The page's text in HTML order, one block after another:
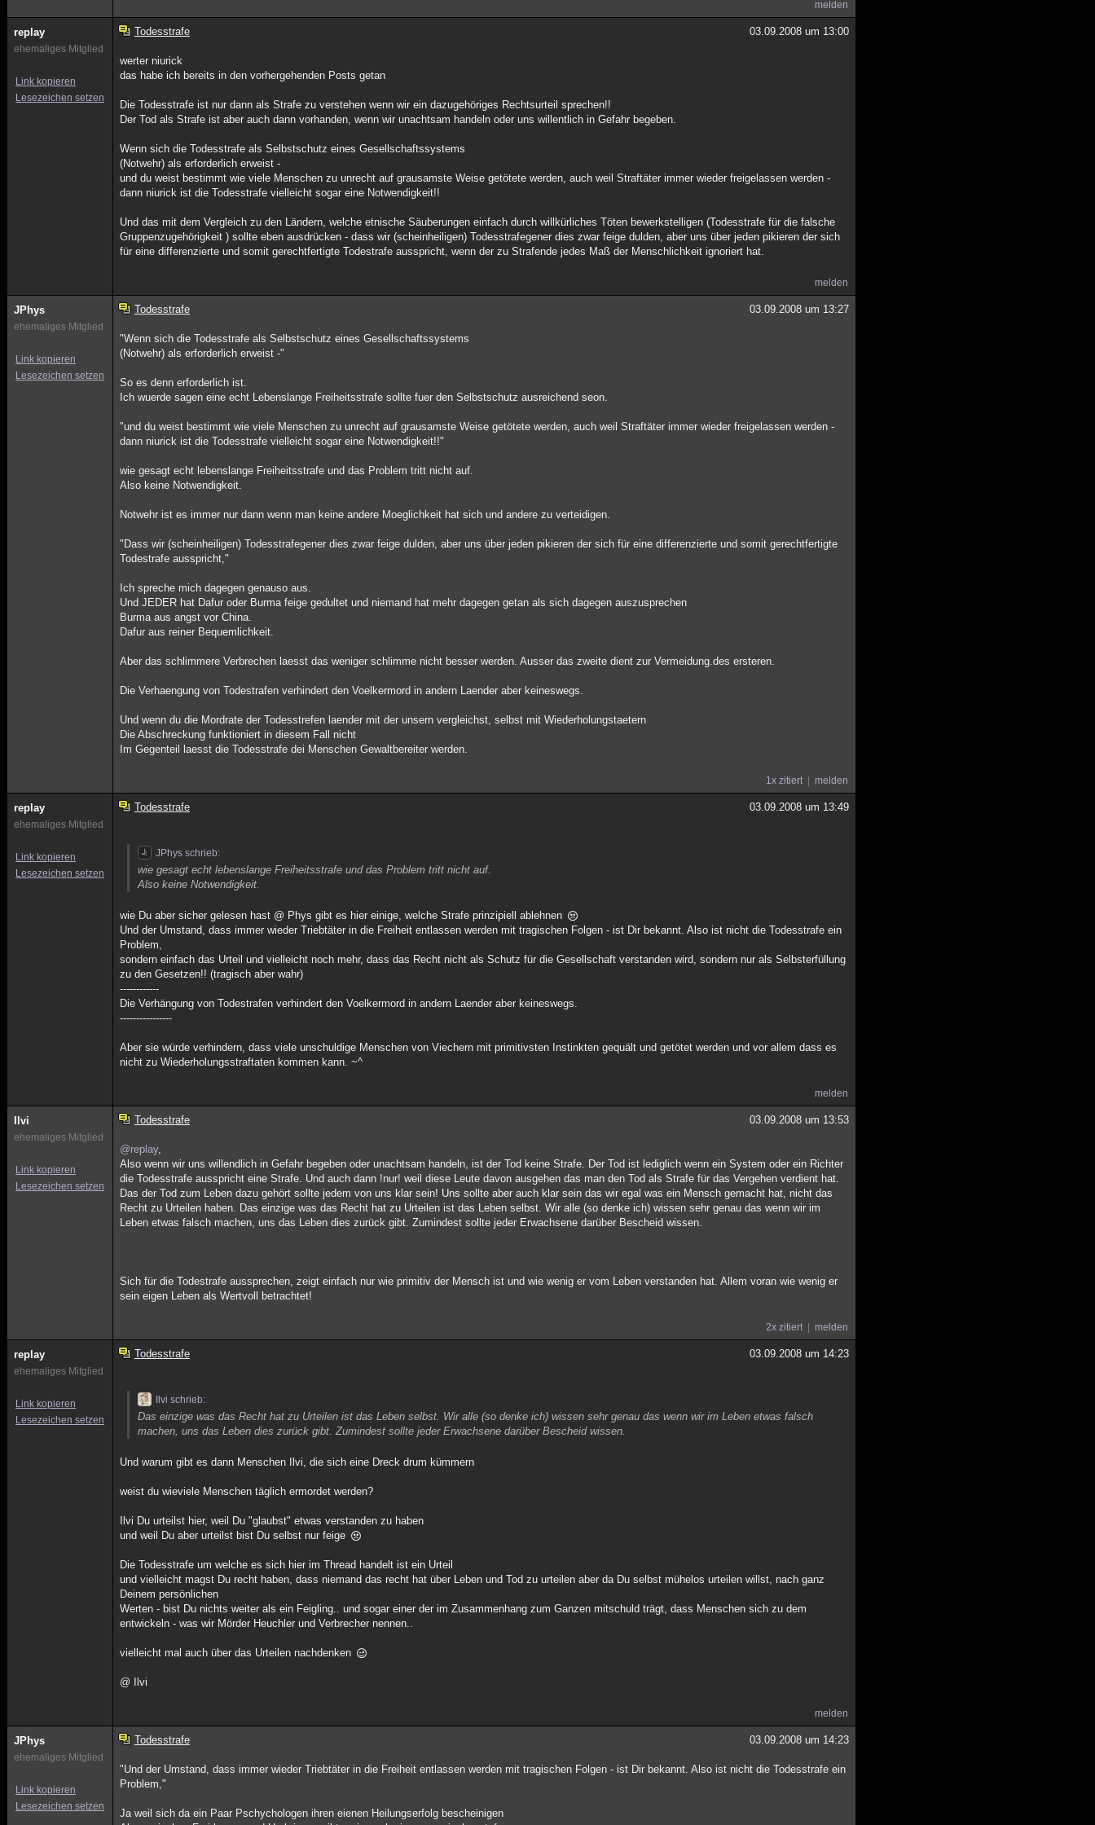
melden
replay
ehemaliges Mitglied
Link kopieren
Lesezeichen setzen
Todesstrafe 03.09.2008 um 13:00
werter niurick
das habe ich bereits in den vorhergehenden Posts getan
Die Todesstrafe ist nur dann als Strafe zu verstehen wenn wir ein dazugehöriges Rechtsurteil sprechen!!
Der Tod als Strafe ist aber auch dann vorhanden, wenn wir unachtsam handeln oder uns willentlich in Gefahr begeben.
Wenn sich die Todesstrafe als Selbstschutz eines Gesellschaftssystems
(Notwehr) als erforderlich erweist -
und du weist bestimmt wie viele Menschen zu unrecht auf grausamste Weise getötete werden, auch weil Straftäter immer wieder freigelassen werden -
dann niurick ist die Todesstrafe vielleicht sogar eine Notwendigkeit!!
Und das mit dem Vergleich zu den Ländern, welche etnische Säuberungen einfach durch willkürliches Töten bewerkstelligen (Todesstrafe für die falsche
Gruppenzugehörigkeit ) sollte eben ausdrücken - dass wir (scheinheiligen) Todesstrafegener dies zwar feige dulden, aber uns über jeden pikieren der sich
für eine differenzierte und somit gerechtfertigte Todestrafe ausspricht, wenn der zu Strafende jedes Maß der Menschlichkeit ignoriert hat.
melden
JPhys
ehemaliges Mitglied
Link kopieren
Lesezeichen setzen
Todesstrafe 03.09.2008 um 13:27
"Wenn sich die Todesstrafe als Selbstschutz eines Gesellschaftssystems
(Notwehr) als erforderlich erweist -"
So es denn erforderlich ist.
Ich wuerde sagen eine echt Lebenslange Freiheitsstrafe sollte fuer den Selbstschutz ausreichend seon.
"und du weist bestimmt wie viele Menschen zu unrecht auf grausamste Weise getötete werden, auch weil Straftäter immer wieder freigelassen werden -
dann niurick ist die Todesstrafe vielleicht sogar eine Notwendigkeit!!"
wie gesagt echt lebenslange Freiheitsstrafe und das Problem tritt nicht auf.
Also keine Notwendigkeit.
Notwehr ist es immer nur dann wenn man keine andere Moeglichkeit hat sich und andere zu verteidigen.
"Dass wir (scheinheiligen) Todesstrafegener dies zwar feige dulden, aber uns über jeden pikieren der sich für eine differenzierte und somit gerechtfertigte
Todestrafe ausspricht,"
Ich spreche mich dagegen genauso aus.
Und JEDER hat Dafur oder Burma feige gedultet und niemand hat mehr dagegen getan als sich dagegen auszusprechen
Burma aus angst vor China.
Dafur aus reiner Bequemlichkeit.
Aber das schlimmere Verbrechen laesst das weniger schlimme nicht besser werden. Ausser das zweite dient zur Vermeidung.des ersteren.
Die Verhaengung von Todestrafen verhindert den Voelkermord in andern Laender aber keineswegs.
Und wenn du die Mordrate der Todesstrefen laender mit der unsern vergleichst, selbst mit Wiederholungstaetern
Die Abschreckung funktioniert in diesem Fall nicht
Im Gegenteil laesst die Todesstrafe dei Menschen Gewaltbereiter werden.
1x zitiert melden
replay
ehemaliges Mitglied
Link kopieren
Lesezeichen setzen
Todesstrafe 03.09.2008 um 13:49
JPhys schrieb:
wie gesagt echt lebenslange Freiheitsstrafe und das Problem tritt nicht auf.
Also keine Notwendigkeit.
wie Du aber sicher gelesen hast @ Phys gibt es hier einige, welche Strafe prinzipiell ablehnen
Und der Umstand, dass immer wieder Triebtäter in die Freiheit entlassen werden mit tragischen Folgen - ist Dir bekannt. Also ist nicht die Todesstrafe ein
Problem,
sondern einfach das Urteil und vielleicht noch mehr, dass das Recht nicht als Schutz für die Gesellschaft verstanden wird, sondern nur als Selbsterfüllung
zu den Gesetzen!! (tragisch aber wahr)
------------
Die Verhängung von Todestrafen verhindert den Voelkermord in andern Laender aber keineswegs.
----------------
Aber sie würde verhindern, dass viele unschuldige Menschen von Viechern mit primitivsten Instinkten gequält und getötet werden und vor allem dass es
nicht zu Wiederholungsstraftaten kommen kann. ~^
melden
Ilvi
ehemaliges Mitglied
Link kopieren
Lesezeichen setzen
Todesstrafe 03.09.2008 um 13:53
@replay,
Also wenn wir uns willendlich in Gefahr begeben oder unachtsam handeln, ist der Tod keine Strafe. Der Tod ist lediglich wenn ein System oder ein Richter
die Todesstrafe ausspricht eine Strafe. Und auch dann !nur! weil diese Leute davon ausgehen das man den Tod als Strafe für das Vergehen verdient hat.
Das der Tod zum Leben dazu gehört sollte jedem von uns klar sein! Uns sollte aber auch klar sein das wir egal was ein Mensch gemacht hat, nicht das
Recht zu Urteilen haben. Das einzige was das Recht hat zu Urteilen ist das Leben selbst. Wir alle (so denke ich) wissen sehr genau das wenn wir im
Leben etwas falsch machen, uns das Leben dies zurück gibt. Zumindest sollte jeder Erwachsene darüber Bescheid wissen.
Sich für die Todestrafe aussprechen, zeigt einfach nur wie primitiv der Mensch ist und wie wenig er vom Leben verstanden hat. Allem voran wie wenig er
sein eigen Leben als Wertvoll betrachtet!
2x zitiert melden
replay
ehemaliges Mitglied
Link kopieren
Lesezeichen setzen
Todesstrafe 03.09.2008 um 14:23
Ilvi schrieb:
Das einzige was das Recht hat zu Urteilen ist das Leben selbst. Wir alle (so denke ich) wissen sehr genau das wenn wir im Leben etwas falsch
machen, uns das Leben dies zurück gibt. Zumindest sollte jeder Erwachsene darüber Bescheid wissen.
Und warum gibt es dann Menschen Ilvi, die sich eine Dreck drum kümmern
weist du wieviele Menschen täglich ermordet werden?
Ilvi Du urteilst hier, weil Du "glaubst" etwas verstanden zu haben
und weil Du aber urteilst bist Du selbst nur feige
Die Todesstrafe um welche es sich hier im Thread handelt ist ein Urteil
und vielleicht magst Du recht haben, dass niemand das recht hat über Leben und Tod zu urteilen aber da Du selbst mühelos urteilen willst, nach ganz
Deinem persönlichen
Werten - bist Du nichts weiter als ein Feigling.. und sogar einer der im Zusammenhang zum Ganzen mitschuld trägt, dass Menschen sich zu dem
entwickeln - was wir Mörder Heuchler und Verbrecher nennen..
vielleicht mal auch über das Urteilen nachdenken
@ Ilvi
melden
JPhys
ehemaliges Mitglied
Link kopieren
Lesezeichen setzen
Todesstrafe 03.09.2008 um 14:23
"Und der Umstand, dass immer wieder Triebtäter in die Freiheit entlassen werden mit tragischen Folgen - ist Dir bekannt. Also ist nicht die Todesstrafe ein
Problem,"
Ja weil sich da ein Paar Pschychologen ihren eienen Heilungserfolg bescheinigen